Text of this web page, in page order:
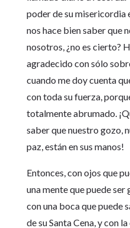
poder de su misericordia
nos hace bien saber que
nosotros, ¿no es cierto?
agradecido con sólo
cuando me doy cuenta
con toda su fuerza,
totalmente abrumado.
saber que nuestro gozo,
paz, están en sus manos!
Entonces, con ojos que
una mente que puede ser
con una boca que puede
de su Santa Cena, y con